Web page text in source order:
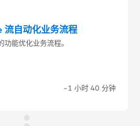
流自动化业务流程
能优化业务流程。
~1 小时 40 分钟